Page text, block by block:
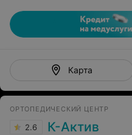
Карта
ОРТОПЕДИЧЕСКИЙ ЦЕНТР
2.6 К-Актив